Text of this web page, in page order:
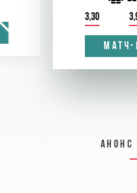
3,30
МАТЧ-
Анонс